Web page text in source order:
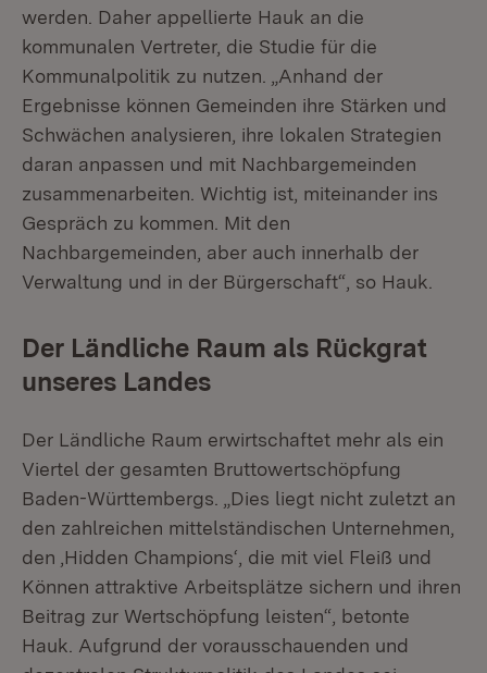
werden. Daher appellierte Hauk an die
kommunalen Vertreter, die Studie für die
Kommunalpolitik zu nutzen. „Anhand der
Ergebnisse können Gemeinden ihre Stärken und
Schwächen analysieren, ihre lokalen Strategien
daran anpassen und mit Nachbargemeinden
zusammenarbeiten. Wichtig ist, miteinander ins
Gespräch zu kommen. Mit den
Nachbargemeinden, aber auch innerhalb der
Verwaltung und in der Bürgerschaft“, so Hauk.
Der Ländliche Raum als Rückgrat
unseres Landes
Der Ländliche Raum erwirtschaftet mehr als ein
Viertel der gesamten Bruttowertschöpfung
Baden-Württembergs. „Dies liegt nicht zuletzt an
den zahlreichen mittelständischen Unternehmen,
den ‚Hidden Champions‘, die mit viel Fleiß und
Können attraktive Arbeitsplätze sichern und ihren
Beitrag zur Wertschöpfung leisten“, betonte
Hauk. Aufgrund der vorausschauenden und